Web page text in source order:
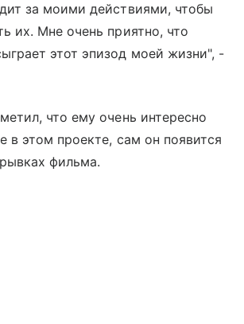
за моими действиями, чтобы
их. Мне очень приятно, что
этот эпизод моей жизни", -
что ему очень интересно
в этом проекте, сам он появится
фильма.